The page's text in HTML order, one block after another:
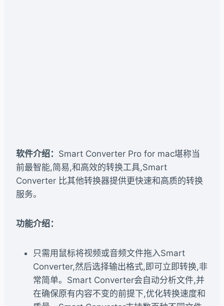
软件介绍： Smart Converter Pro for mac堪称当
前最智能,简易,和高效的转换工具,Smart
Converter 比其他转换器提供更快速和高质的转换
服务。
功能介绍：
只需用鼠标将视频或音频文件拖入Smart
Converter,然后选择输出格式,即可立即转换,非
常简单。Smart Converter会自动分析文件,并
在确保原有内容不变的前提下,优化转换速度和